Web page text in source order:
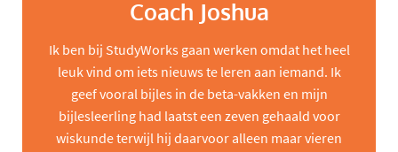
Coach Joshua
Ik ben bij StudyWorks gaan werken omdat het heel
leuk vind om iets nieuws te leren aan iemand. Ik
geef vooral bijles in de beta-vakken en mijn
bijlesleerling had laatst een zeven gehaald voor
wiskunde terwijl hij daarvoor alleen maar vieren